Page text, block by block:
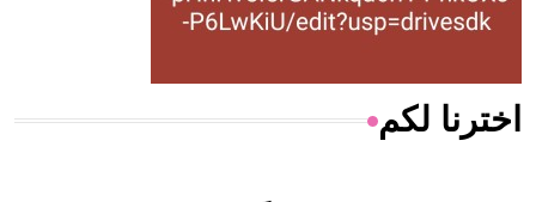
أجود أنواعه، ويمتاز بكبر الحجم ويسمى الش
هل تعلم أن الأبسيد كلمة فرنسية اللفظ تم اعتمادها مصطلحاً
اخترنا لكم